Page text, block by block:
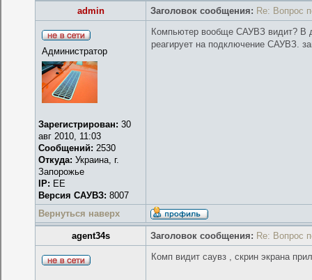
admin Заголовок сообщения: Re: Вопрос
Администратор
Зарегистрирован: 30
авг 2010, 11:03
Сообщений: 2530
Откуда: Украина, г.
Запорожье
IP: EE
Версия САУВЗ: 8007
Компьютер вообще САУВЗ видит? В
реагирует на подключение САУВЗ.
Вернуться наверх
agent34s Заголовок сообщения: Re: Вопрос
Комп видит саувз , скрин экрана